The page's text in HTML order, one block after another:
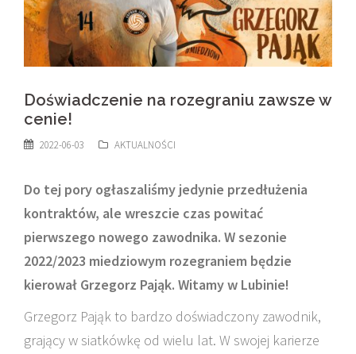
Doświadczenie na rozegraniu zawsze w
cenie!
2022-06-03 AKTUALNOŚCI
Do tej pory ogłaszaliśmy jedynie przedłużenia
kontraktów, ale wreszcie czas powitać
pierwszego nowego zawodnika. W sezonie
2022/2023 miedziowym rozegraniem będzie
kierował Grzegorz Pająk. Witamy w Lubinie!
Grzegorz Pająk to bardzo doświadczony zawodnik,
grający w siatkówkę od wielu lat. W swojej karierze